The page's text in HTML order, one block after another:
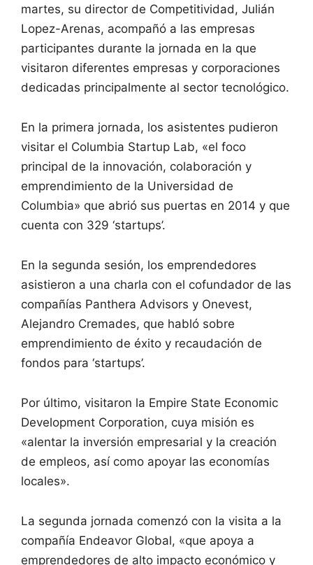
martes, su director de Competitividad, Julián
Lopez-Arenas, acompañó a las empresas
participantes durante la jornada en la que
visitaron diferentes empresas y corporaciones
dedicadas principalmente al sector tecnológico.
En la primera jornada, los asistentes pudieron
visitar el Columbia Startup Lab, «el foco
principal de la innovación, colaboración y
emprendimiento de la Universidad de
Columbia» que abrió sus puertas en 2014 y que
cuenta con 329 ‘startups’.
En la segunda sesión, los emprendedores
asistieron a una charla con el cofundador de las
compañías Panthera Advisors y Onevest,
Alejandro Cremades, que habló sobre
emprendimiento de éxito y recaudación de
fondos para ‘startups’.
Por último, visitaron la Empire State Economic
Development Corporation, cuya misión es
«alentar la inversión empresarial y la creación
de empleos, así como apoyar las economías
locales».
La segunda jornada comenzó con la visita a la
compañía Endeavor Global, «que apoya a
emprendedores de alto impacto económico y